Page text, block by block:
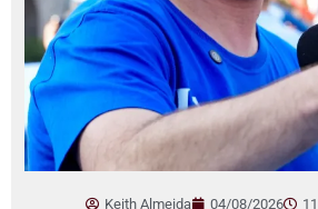
Keith Almeida 04/08/2026